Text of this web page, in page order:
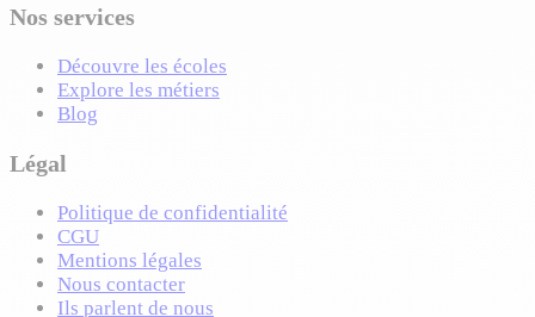
Nos services
Découvre les écoles
Explore les métiers
Blog
Légal
Politique de confidentialité
CGU
Mentions légales
Nous contacter
Ils parlent de nous